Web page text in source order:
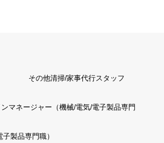
その他清掃/家事代行スタッフ
マネージャー（機械/電気/電子製品専門
製品専門職）